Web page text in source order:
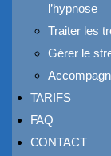
l’hypnose
Traiter les
Gérer le
TARIFS
FAQ
CONTACT